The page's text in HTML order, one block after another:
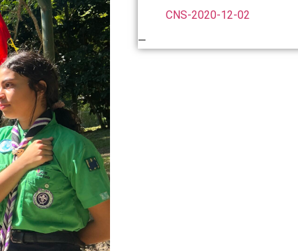
CNS-2020-12-02
—